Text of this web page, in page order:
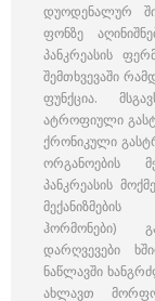
დუოდენალურ
ფონზე
პანკრეასის
შემთხვევაში
ფუნქცია.
ატროფიული
ქრონიკული
ორგანოების
პანკრეასის
ჰორმონები)
დარღვევები
ნაწლავში
ახლავთ